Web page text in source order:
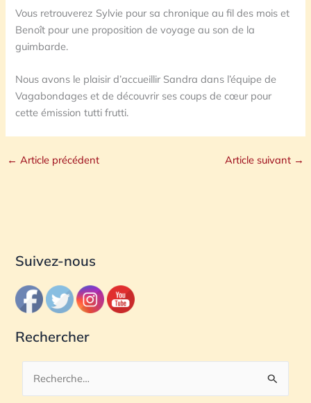
Vous retrouverez Sylvie pour sa chronique au fil des mois et
Benoît pour une proposition de voyage au son de la
guimbarde.
Nous avons le plaisir d’accueillir Sandra dans l’équipe de
Vagabondages et de découvrir ses coups de cœur pour
cette émission tutti frutti.
← Article précédent Article suivant →
Suivez-nous
Rechercher